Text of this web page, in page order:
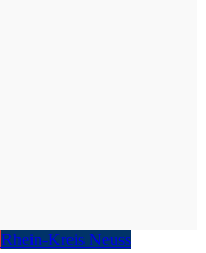
Rhein-Kreis Neuss